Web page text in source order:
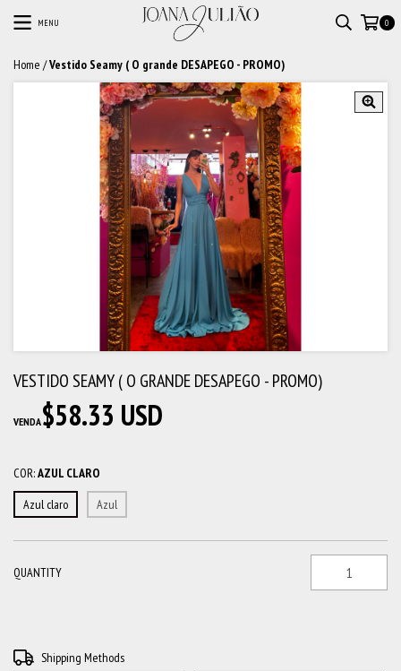
MENU 0
Home /Vestido Seamy ( O grande DESAPEGO - PROMO)
VESTIDO SEAMY ( O GRANDE DESAPEGO - PROMO)
VENDA$58.33 USD
COR:AZUL CLARO
Azul claro
Azul
QUANTITY
Shipping for zipcode:
Shipping Methods